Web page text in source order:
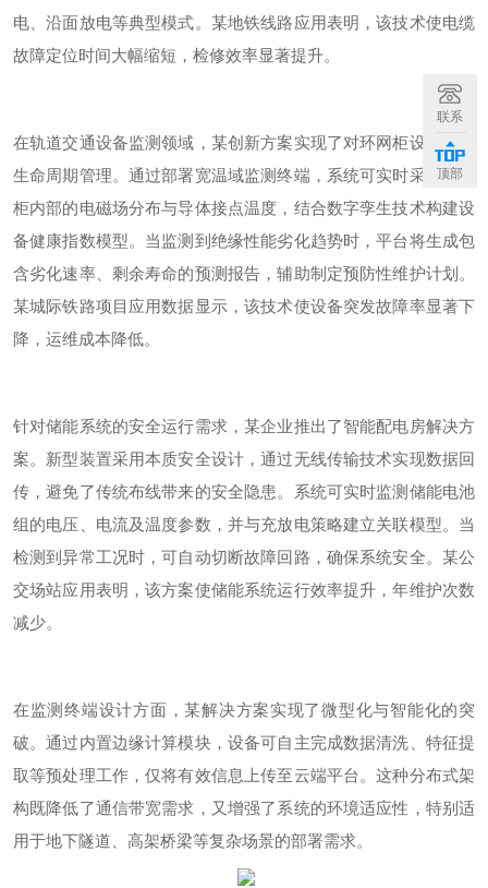
电、沿面放电等典型模式。某地铁线路应用表明，该技术使电缆
故障定位时间大幅缩短，检修效率显著提升。
在轨道交通设备监测领域，某创新方案实现了对环网柜设备的全
生命周期管理。通过部署宽温域监测终端，系统可实时采集开关
柜内部的电磁场分布与导体接点温度，结合数字孪生技术构建设
备健康指数模型。当监测到绝缘性能劣化趋势时，平台将生成包
含劣化速率、剩余寿命的预测报告，辅助制定预防性维护计划。
某城际铁路项目应用数据显示，该技术使设备突发故障率显著下
降，运维成本降低。
针对储能系统的安全运行需求，某企业推出了智能配电房解决方
案。新型装置采用本质安全设计，通过无线传输技术实现数据回
传，避免了传统布线带来的安全隐患。系统可实时监测储能电池
组的电压、电流及温度参数，并与充放电策略建立关联模型。当
检测到异常工况时，可自动切断故障回路，确保系统安全。某公
交场站应用表明，该方案使储能系统运行效率提升，年维护次数
减少。
在监测终端设计方面，某解决方案实现了微型化与智能化的突
破。通过内置边缘计算模块，设备可自主完成数据清洗、特征提
取等预处理工作，仅将有效信息上传至云端平台。这种分布式架
构既降低了通信带宽需求，又增强了系统的环境适应性，特别适
用于地下隧道、高架桥梁等复杂场景的部署需求。
联系
顶部